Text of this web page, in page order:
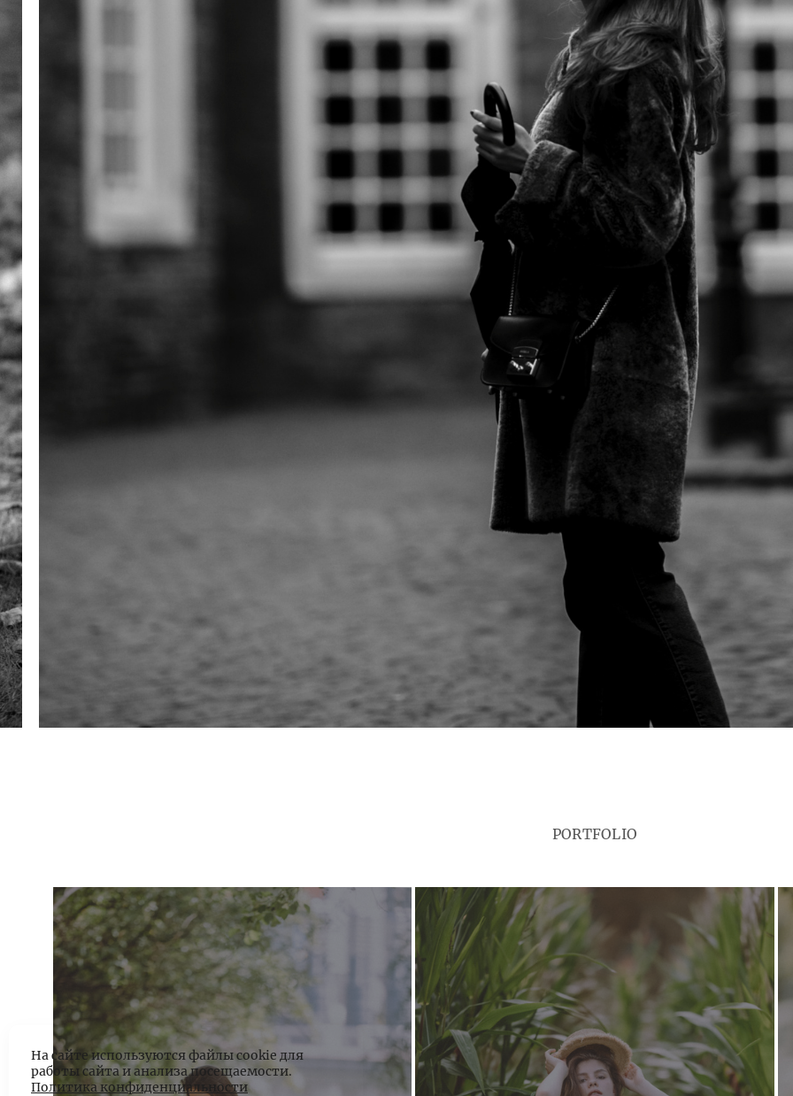
PORTFOLIO
На сайте используются файлы cookie для
работы сайта и анализа посещаемости.
Политика конфиденциальности